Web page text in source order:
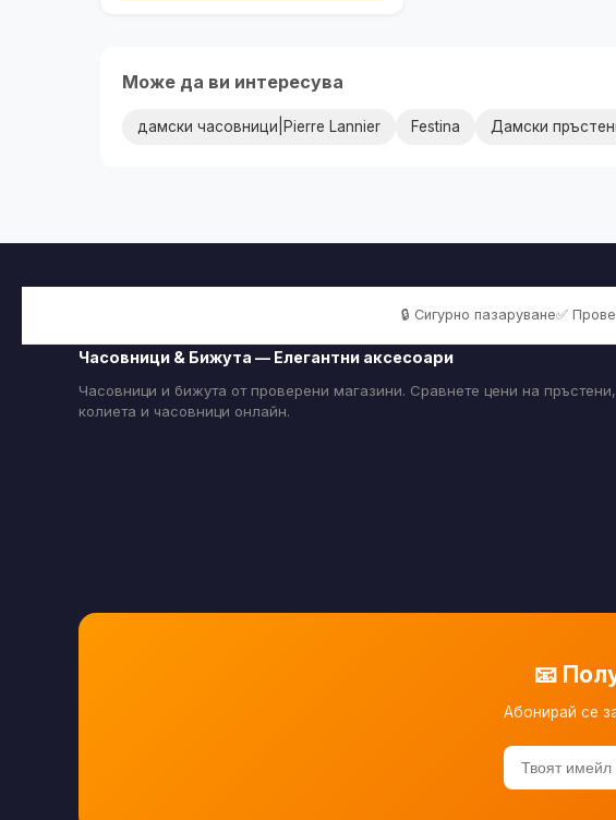
Може да ви интересува
дамски часовници|Pierre Lannier Festina Дамски
🔒 Сигурно пазаруване✅
Часовници & Бижута — Елегантни аксесоари
Часовници и бижута от проверени магазини. Сравнете цени на
колиета и часовници онлайн.
📧
Абонирай се